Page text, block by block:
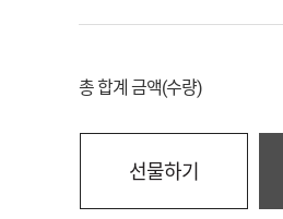
총 합계 금액(수량)
선물하기